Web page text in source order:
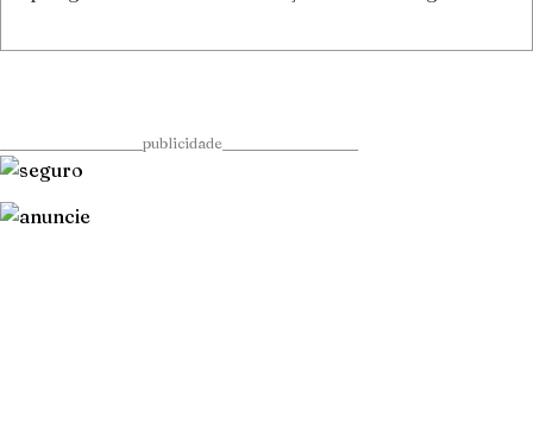
____________________publicidade___________________